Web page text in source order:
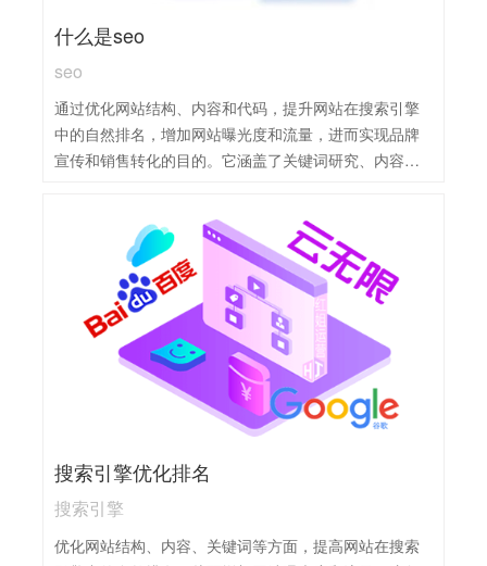
什么是seo
seo
通过优化网站结构、内容和代码，提升网站在搜索引擎
中的自然排名，增加网站曝光度和流量，进而实现品牌
宣传和销售转化的目的。它涵盖了关键词研究、内容优
搜索引擎优化排名
搜索引擎
优化网站结构、内容、关键词等方面，提高网站在搜索